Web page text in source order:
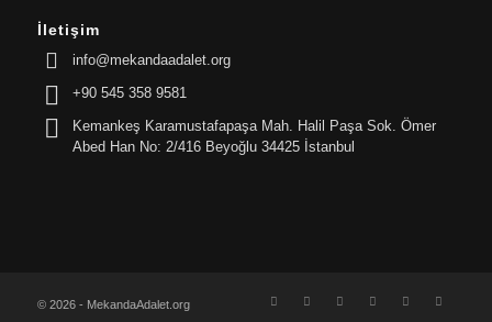
İletişim
info@mekandaadalet.org
+90 545 358 9581
Kemankeş Karamustafapaşa Mah. Halil Paşa Sok. Ömer
Abed Han No: 2/416 Beyoğlu 34425 İstanbul
© 2026 - MekandaAdalet.org